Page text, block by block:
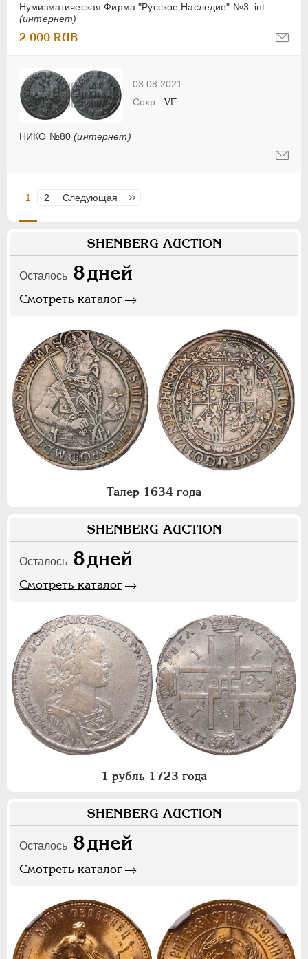
Нумизматическая Фирма "Русское Наследие" №3_int
(интернет)
2 000 RUB
03.08.2021
НИКО №80(интернет)
VF
-
1 2 Следующая Последняя
SHENBERG AUCTION
Осталось 8дней
Смотреть каталог
Талер 1634 года
SHENBERG AUCTION
Осталось 8дней
Смотреть каталог
1 рубль 1723 года
SHENBERG AUCTION
Осталось 8дней
Смотреть каталог